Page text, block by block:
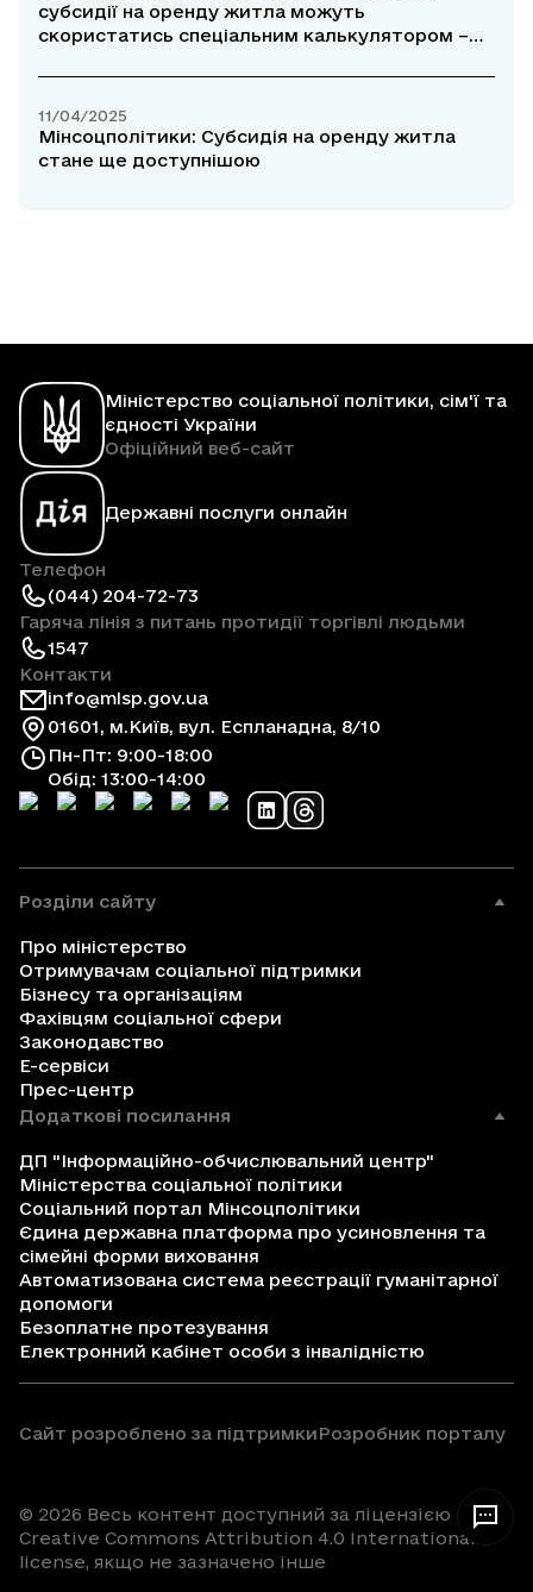
субсидії на оренду житла можуть
скористатись спеціальним калькулятором –
11/04/2025
Мінсоцполітики: Субсидія на оренду житла
стане ще доступнішою
Міністерство соціальної політики, сім'ї та
єдності України
Офіційний веб-сайт
Державні послуги онлайн
Телефон
(044) 204-72-73
Гаряча лінія з питань протидії торгівлі людьми
1547
Контакти
info@mlsp.gov.ua
01601, м.Київ, вул. Еспланадна, 8/10
Пн-Пт: 9:00-18:00
Обід: 13:00-14:00
Розділи сайту
Про міністерство
Отримувачам соціальної підтримки
Бізнесу та організаціям
Фахівцям соціальної сфери
Законодавство
Е-сервіси
Прес-центр
Додаткові посилання
ДП "Інформаційно-обчислювальний центр"
Міністерства соціальної політики
Соціальний портал Мінсоцполітики
Єдина державна платформа про усиновлення та
сімейні форми виховання
Автоматизована система реєстрації гуманітарної
допомоги
Безоплатне протезування
Електронний кабінет особи з інвалідністю
Сайт розроблено за підтримкиРозробник порталу
© 2026 Весь контент доступний за ліцензією
Creative Commons Attribution 4.0 International
license, якщо не зазначено інше